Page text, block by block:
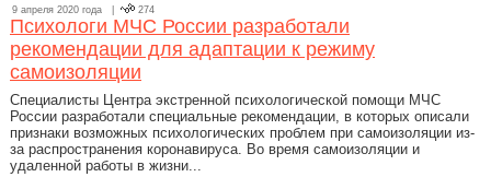
9 апреля 2020 года | 274
Психологи МЧС России разработали
рекомендации для адаптации к режиму
самоизоляции
Специалисты Центра экстренной психологической помощи МЧС
России разработали специальные рекомендации, в которых описали
признаки возможных психологических проблем при самоизоляции из-
за распространения коронавируса. Во время самоизоляции и
удаленной работы в жизни...